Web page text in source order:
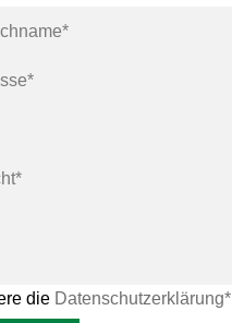
die Datenschutzerklärung*